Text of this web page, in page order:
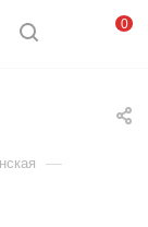
0
—